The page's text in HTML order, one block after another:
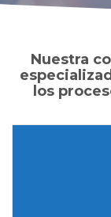
Nuestra
los